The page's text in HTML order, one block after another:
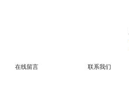
在线留言 联系我们